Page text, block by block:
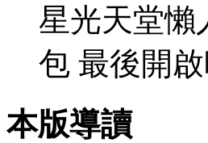
星光天堂懶
包 最後開
本版導讀